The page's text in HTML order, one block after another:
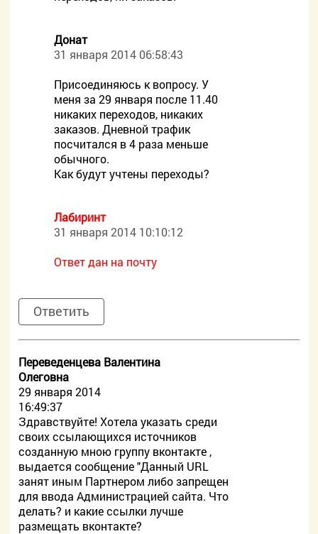
Донат
31 января 2014 06:58:43
Присоединяюсь к вопросу. У
меня за 29 января после 11.40
никаких переходов, никаких
заказов. Дневной трафик
посчитался в 4 раза меньше
обычного.
Как будут учтены переходы?
Лабиринт
31 января 2014 10:10:12
Ответ дан на почту
Ответить
Переведенцева Валентина
Олеговна
29 января 2014
16:49:37
Здравствуйте! Хотела указать среди
своих ссылающихся источников
созданную мною группу вконтакте ,
выдается сообщение "Данный URL
занят иным Партнером либо запрещен
для ввода Администрацией сайта. Что
делать? и какие ссылки лучше
размещать вконтакте?